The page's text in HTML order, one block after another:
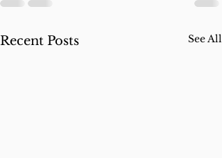
Recent Posts See All